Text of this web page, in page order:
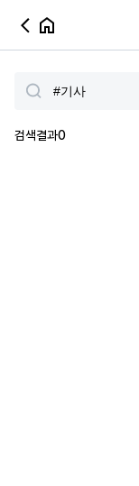
검색결과0